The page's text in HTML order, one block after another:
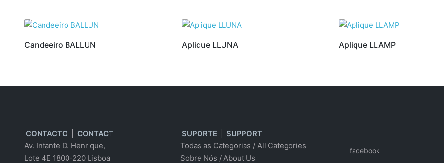
Candeeiro BALLUN Aplique LLUNA Aplique LLAMP
CONTACTO
CONTACT
Av. Infante D. Henrique,
Lote 4E 1800-220 Lisboa
SUPORTE
SUPPORT
Todas as Categorias / All Categories
Sobre Nós / About Us
facebook